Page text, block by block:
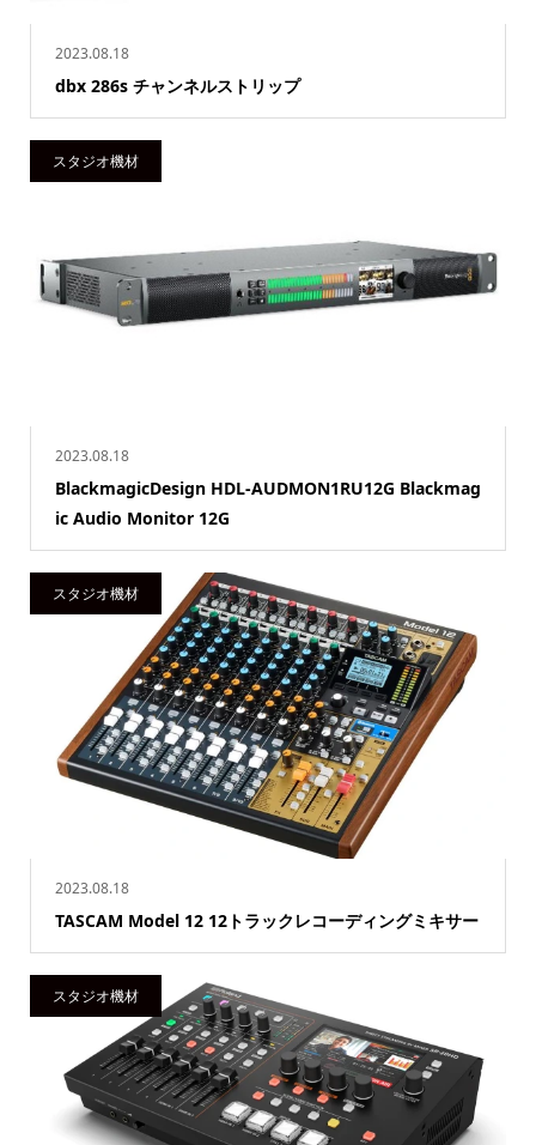
2023.08.18
dbx 286s チャンネルストリップ
2023.08.18
BlackmagicDesign HDL-AUDMON1RU12G Blackmag
ic Audio Monitor 12G
スタジオ機材
2023.08.18
TASCAM Model 12 12トラックレコーディングミキサー
スタジオ機材
スタジオ機材